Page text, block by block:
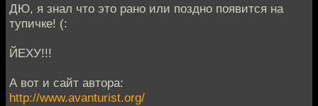
ДЮ, я знал что это рано или поздно появится на
тупичке! (:
ЙЕХУ!!!
А вот и сайт автора:
http://www.avanturist.org/